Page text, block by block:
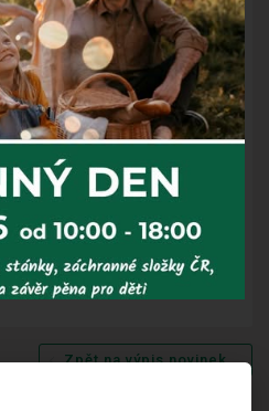
relaxu, doporučujeme vybrat
za zvýhodněnou cenu!
pobyty-jeseniky/89171-
masazi-a-se-skipasem-
Zpět na výpis novinek